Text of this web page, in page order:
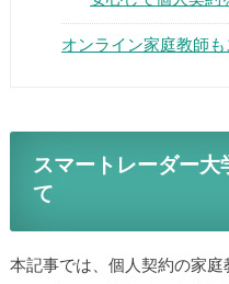
オンライン家庭教師も
スマートレーダー大
て
本記事では、個人契約の家